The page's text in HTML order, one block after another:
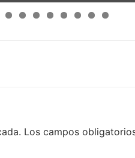
Los campos